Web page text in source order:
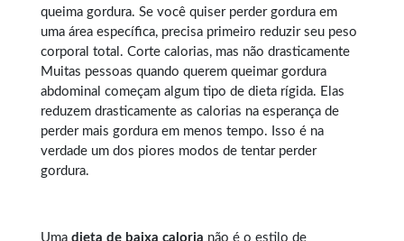
queima gordura. Se você quiser perder gordura em
uma área específica, precisa primeiro reduzir seu peso
corporal total. Corte calorias, mas não drasticamente
Muitas pessoas quando querem queimar gordura
abdominal começam algum tipo de dieta rígida. Elas
reduzem drasticamente as calorias na esperança de
perder mais gordura em menos tempo. Isso é na
verdade um dos piores modos de tentar perder
gordura.
Uma dieta de baixa caloria não é o estilo de